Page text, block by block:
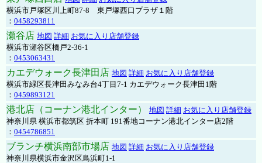
横浜市戸塚区川上町87-8 東戸塚西口プラザ１階
： 0458293811
瀬谷店 地図 詳細 お気に入り店舗登録
横浜市瀬谷区橋戸2-36-1
： 0453063431
カエデウォーク長津田店 地図 詳細 お気に入り店舗登録
横浜市緑区長津田みなみ台4丁目7-1 カエデウォーク長津田1階
： 0459893121
港北店（コーナン港北インター） 地図 詳細 お気に入り店舗登録
神奈川県 横浜市都筑区 折本町 191番地コーナン港北インター店2階
： 0454786851
ブランチ横浜南部市場店 地図 詳細 お気に入り店舗登録
神奈川県横浜市金沢区鳥浜町1-1